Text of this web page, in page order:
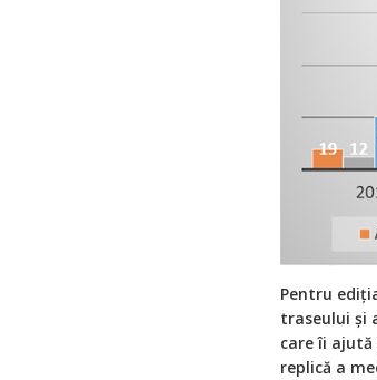
Pentru
traseului și
care îi
replică a